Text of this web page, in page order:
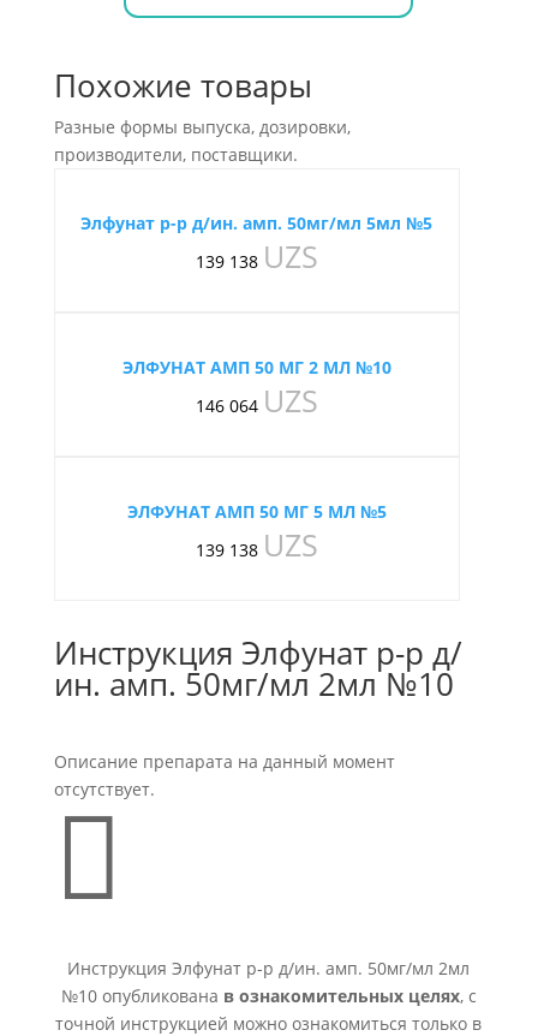
Похожие товары
Разные формы выпуска, дозировки,
производители, поставщики.
Элфунат р-р д/ин. амп. 50мг/мл 5мл №5
139 138 UZS
ЭЛФУНАТ АМП 50 МГ 2 МЛ №10
146 064 UZS
ЭЛФУНАТ АМП 50 МГ 5 МЛ №5
139 138 UZS
Инструкция Элфунат р-р д/
ин. амп. 50мг/мл 2мл №10
Описание препарата на данный момент
отсутствует.

Инструкция Элфунат р-р д/ин. амп. 50мг/мл 2мл
№10 опубликована в ознакомительных целях, с
точной инструкцией можно ознакомиться только в